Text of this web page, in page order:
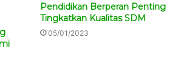
Pendidikan Berperan Penting
Tingkatkan Kualitas SDM
05/01/2023